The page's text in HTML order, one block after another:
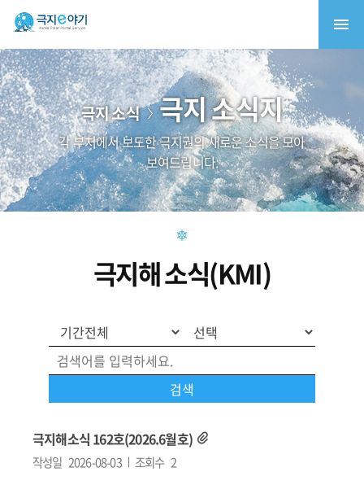
극지 소식 극지 소식지
각 부처에서 보도한 극지권의 새로운 소식을 모아
보여드립니다.
극지해 소식(KMI)
극지해소식 162호(2026.6월호)
작성일 2026-08-03 조회수 2